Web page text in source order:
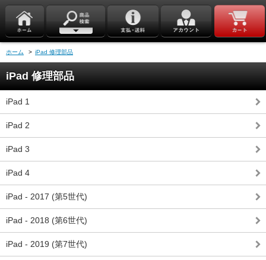
ホーム > iPad 修理部品
iPad 修理部品
iPad 1
iPad 2
iPad 3
iPad 4
iPad - 2017 (第5世代)
iPad - 2018 (第6世代)
iPad - 2019 (第7世代)